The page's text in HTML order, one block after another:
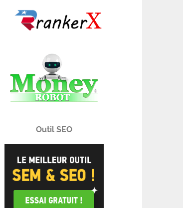
Outil SEO